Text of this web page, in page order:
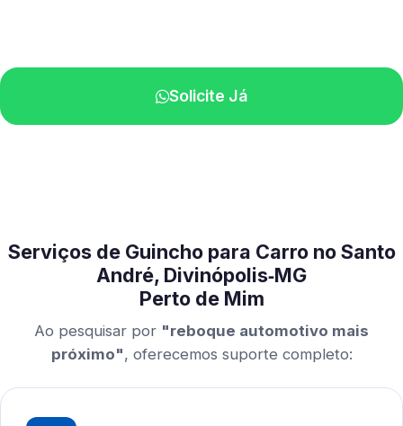
Solicite Já
Serviços de Guincho para Carro no Santo
André, Divinópolis‑MG
Perto de Mim
Ao pesquisar por "reboque automotivo mais
próximo", oferecemos suporte completo: